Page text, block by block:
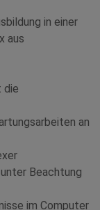
in einer
aus
die
an
Beachtung
im Computer